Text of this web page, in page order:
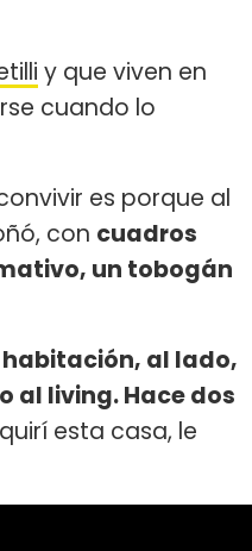
y que viven en
cuando lo
es porque al
con cuadros
un tobogán
al lado,
al living. Hace dos
esta casa, le